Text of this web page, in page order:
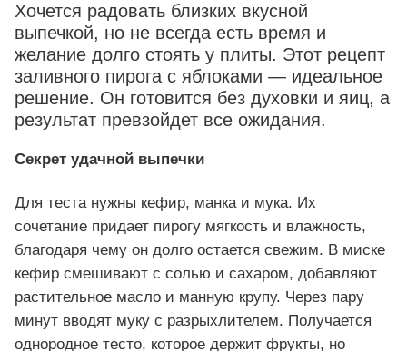
Хочется радовать близких вкусной
выпечкой, но не всегда есть время и
желание долго стоять у плиты. Этот рецепт
заливного пирога с яблоками — идеальное
решение. Он готовится без духовки и яиц, а
результат превзойдет все ожидания.
Секрет удачной выпечки
Для теста нужны кефир, манка и мука. Их
сочетание придает пирогу мягкость и влажность,
благодаря чему он долго остается свежим. В миске
кефир смешивают с солью и сахаром, добавляют
растительное масло и манную крупу. Через пару
минут вводят муку с разрыхлителем. Получается
однородное тесто, которое держит фрукты, но